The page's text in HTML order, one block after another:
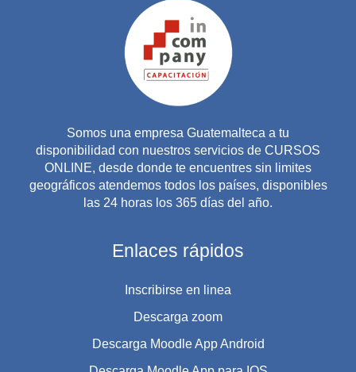
Somos una empresa Guatemalteca a tu
disponibilidad con nuestros servicios de CURSOS
ONLINE, desde donde te encuentres sin limites
geográficos atendemos todos los países, disponibles
las 24 horas los 365 días del año.
Enlaces rápidos
Inscribirse en linea
Descarga zoom
Descarga Moodle App Android